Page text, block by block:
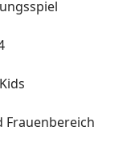
Frauenbereich